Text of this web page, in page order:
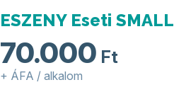
ESZENY Eseti SMALL
70.000 Ft
+ ÁFA / alkalom